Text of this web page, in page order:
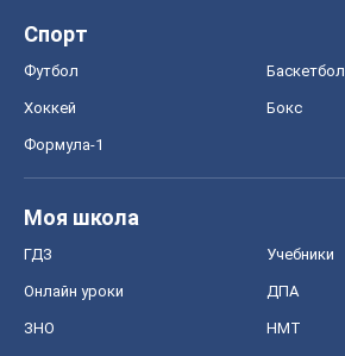
Спорт
Футбол Баскетбол
Хоккей Бокс
Формула-1
Моя школа
ГДЗ Учебники
Онлайн уроки ДПА
ЗНО НМТ